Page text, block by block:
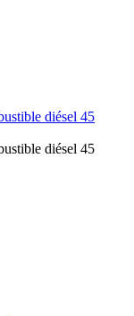
diésel 45
diésel 45